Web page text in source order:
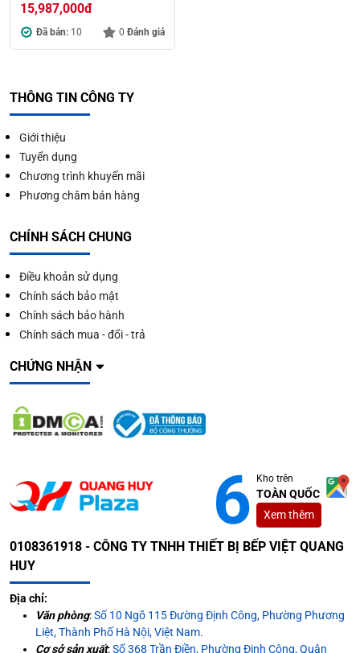
15,987,000đ
Đã bán: 10 0 Đánh giá
THÔNG TIN CÔNG TY
Giới thiệu
Tuyển dụng
Chương trình khuyến mãi
Phương châm bán hàng
CHÍNH SÁCH CHUNG
Điều khoản sử dụng
Chính sách bảo mật
Chính sách bảo hành
Chính sách mua - đổi - trả
CHỨNG NHẬN
Kho trên
TOÀN QUỐC
Xem thêm
0108361918 - CÔNG TY TNHH THIẾT BỊ BẾP VIỆT QUANG
HUY
Địa chỉ:
Văn phòng:Số 10 Ngõ 115 Đường Định Công, Phường Phương
Liệt, Thành Phố Hà Nội, Việt Nam.
Cơ sở sản xuất:Số 368 Trần Điền, Phường Định Công, Quận